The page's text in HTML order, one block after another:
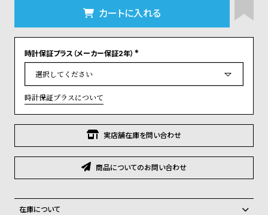
ト
ッ
ド
ク
ノ
グ
ラ
の
の
カートに入れる
時計保証プラス（メーカー保証2年）
(
時計保証プラスについて
実店舗在庫を問い合わせ
商品についてのお問い合わせ
在庫について